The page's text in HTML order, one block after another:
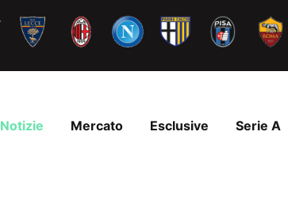
Notizie Mercato Esclusive Serie A